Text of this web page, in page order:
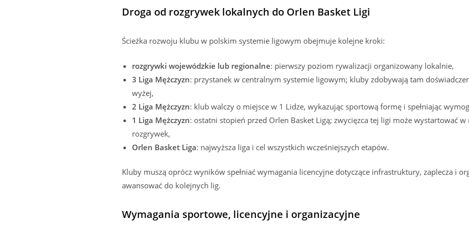
Droga od rozgrywek lokalnych do Orlen Basket Ligi
Ścieżka rozwoju klubu w polskim systemie ligowym obejmuje kolejne kroki:
rozgrywki wojewódzkie lub regionalne: pierwszy poziom rywalizacji organizowany lokalnie,
3 Liga Mężczyzn: przystanek w centralnym systemie ligowym; kluby zdobywają tam
wyżej,
2 Liga Mężczyzn: klub walczy o miejsce w 1 Lidze, wykazując sportową formę i spełniając
1 Liga Mężczyzn: ostatni stopień przed Orlen Basket Ligą; zwycięzca tej ligi może wystartować
rozgrywek,
Orlen Basket Liga: najwyższa liga i cel wszystkich wcześniejszych etapów.
Kluby muszą oprócz wyników spełniać wymagania licencyjne dotyczące infrastruktury, zaplecza i
awansować do kolejnych lig.
Wymagania sportowe, licencyjne i organizacyjne